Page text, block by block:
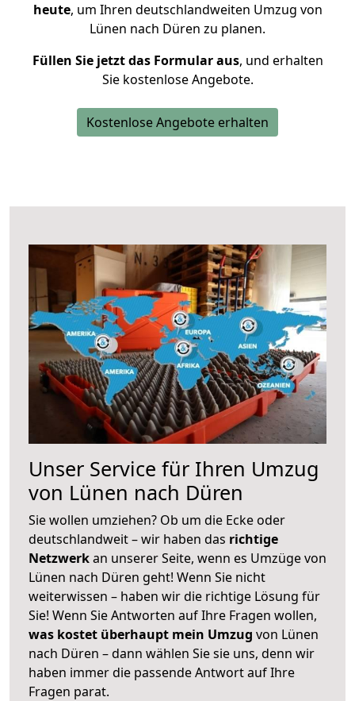
heute, um Ihren deutschlandweiten Umzug von
Lünen nach Düren zu planen.
Füllen Sie jetzt das Formular aus, und erhalten
Sie kostenlose Angebote.
Kostenlose Angebote erhalten
Unser Service für Ihren Umzug
von Lünen nach Düren
Sie wollen umziehen? Ob um die Ecke oder
deutschlandweit – wir haben das richtige
Netzwerkan unserer Seite, wenn es Umzüge von
Lünen nach Düren geht! Wenn Sie nicht
weiterwissen – haben wir die richtige Lösung für
Sie! Wenn Sie Antworten auf Ihre Fragen wollen,
was kostet überhaupt mein Umzug von Lünen
nach Düren – dann wählen Sie sie uns, denn wir
haben immer die passende Antwort auf Ihre
Fragen parat.